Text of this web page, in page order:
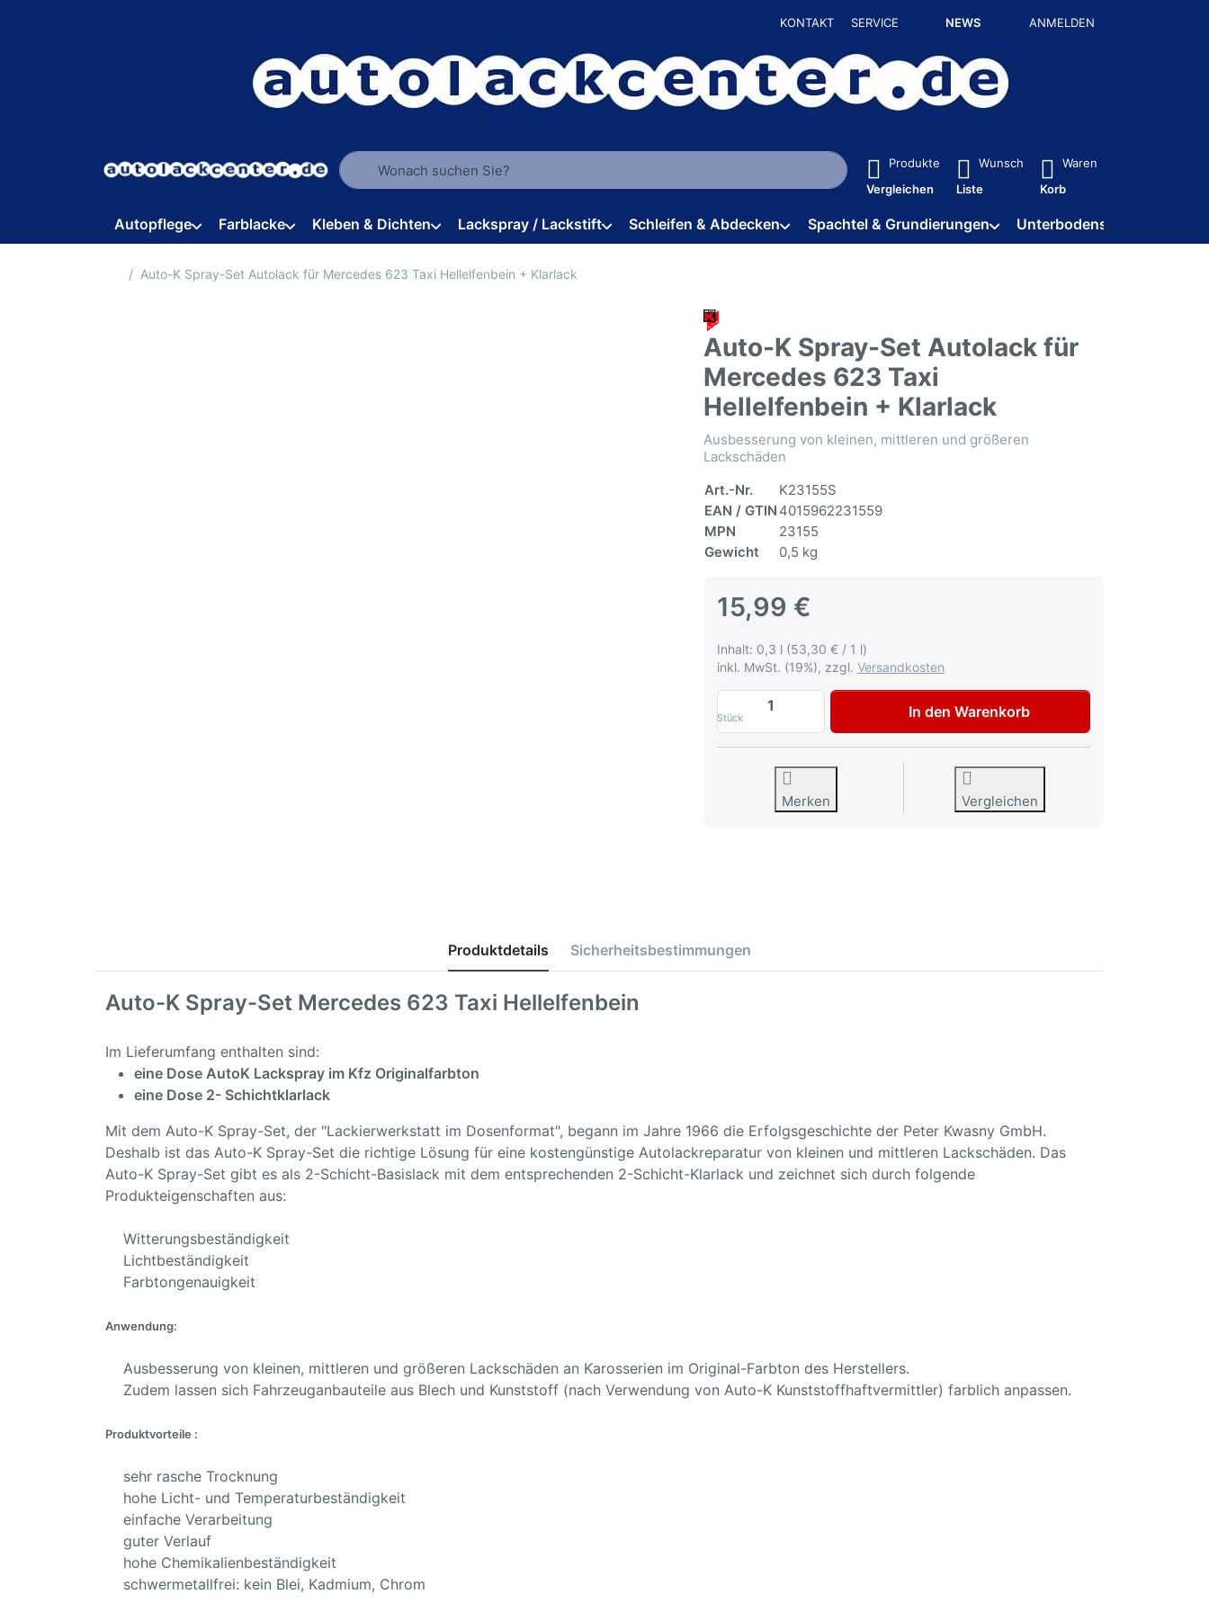
KONTAKT SERVICE NEWS ANMELDEN
Geben Sie einen Suchbegriff ein. Während Sie tippen, erscheinen automatisch erste Ergebnisse. Drücken Sie die Eingabetaste, um alle
Produkte
Vergleichen
Wunsch
Liste
Waren
Korb
Autopflege Farblacke Kleben & Dichten Lackspray / Lackstift Schleifen & Abdecken Spachtel & Grundierungen Unterbodenschutz / HV
Startseite
Auto-K Spray-Set Autolack für Mercedes 623 Taxi Hellelfenbein + Klarlack
Auto-K Spray-Set Autolack für
Mercedes 623 Taxi
Hellelfenbein + Klarlack
Ausbesserung von kleinen, mittleren und größeren
Lackschäden
Art.-Nr.
K23155S
EAN / GTIN 4015962231559
MPN
23155
Gewicht
0,5 kg
15,99 €
Inhalt: 0,3 l (53,30 € / 1 l)
inkl. MwSt. (19%), zzgl. Versandkosten
Stück
Auto-K Spray-Set Autolack für Mercedes 623 Taxi
In den Warenkorb
Merken Vergleichen
Produktdetails Sicherheitsbestimmungen
Auto-K Spray-Set Mercedes 623 Taxi Hellelfenbein
Im Lieferumfang enthalten sind:
eine Dose AutoK Lackspray im Kfz Originalfarbton
eine Dose 2- Schichtklarlack
Mit dem Auto-K Spray-Set, der "Lackierwerkstatt im Dosenformat", begann im Jahre 1966 die Erfolgsgeschichte der Peter Kwasny GmbH.
Deshalb ist das Auto-K Spray-Set die richtige Lösung für eine kostengünstige Autolackreparatur von kleinen und mittleren Lackschäden. Das
Auto-K Spray-Set gibt es als 2-Schicht-Basislack mit dem entsprechenden 2-Schicht-Klarlack und zeichnet sich durch folgende
Produkteigenschaften aus:
Witterungsbeständigkeit
Lichtbeständigkeit
Farbtongenauigkeit
Anwendung:
Ausbesserung von kleinen, mittleren und größeren Lackschäden an Karosserien im Original-Farbton des Herstellers.
Zudem lassen sich Fahrzeuganbauteile aus Blech und Kunststoff (nach Verwendung von Auto-K Kunststoffhaftvermittler) farblich anpassen.
Produktvorteile :
sehr rasche Trocknung
hohe Licht- und Temperaturbeständigkeit
einfache Verarbeitung
guter Verlauf
hohe Chemikalienbeständigkeit
schwermetallfrei: kein Blei, Kadmium, Chrom